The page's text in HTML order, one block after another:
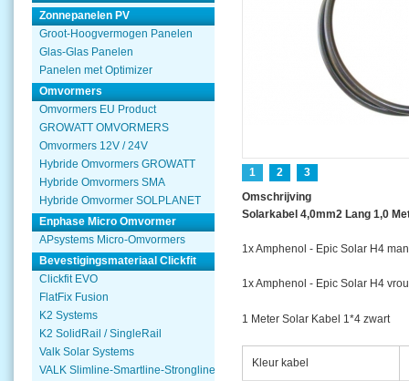
Zonnepanelen PV
Groot-Hoogvermogen Panelen
Glas-Glas Panelen
Panelen met Optimizer
Omvormers
Omvormers EU Product
GROWATT OMVORMERS
Omvormers 12V / 24V
Hybride Omvormers GROWATT
Hybride Omvormers SMA
Hybride Omvormer SOLPLANET
Enphase Micro Omvormer
APsystems Micro-Omvormers
Bevestigingsmateriaal Clickfit
Clickfit EVO
FlatFix Fusion
K2 Systems
K2 SolidRail / SingleRail
Valk Solar Systems
VALK Slimline-Smartline-Strongline
1 2
3
Omschrijving
Solarkabel 4,0mm2 Lang 1,0
1x Amphenol - Epic Solar H4
1x Amphenol - Epic Solar H4
1 Meter Solar Kabel 1*4 zwart
Kleur kabel